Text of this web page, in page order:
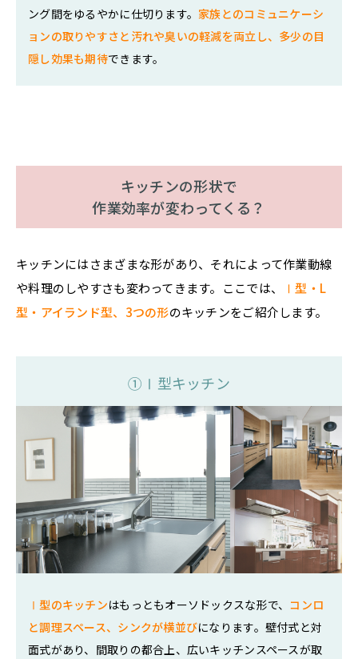
ング間をゆるやかに仕切ります。 家族とのコミュニケーシ
ョンの取りやすさと汚れや臭いの軽減を両立し、多少の目
隠し効果も期待できます。
キッチンの形状で
作業効率が変わってくる？
キッチンにはさまざまな形があり、それによって作業動線
や料理のしやすさも変わってきます。ここでは、
Ⅰ型・L
型・アイランド型、3つの形のキッチンをご紹介します。
①Ⅰ型キッチン
Ⅰ型のキッチンはもっともオーソドックスな形で、 コンロ
と調理スペース、シンクが横並びになります。壁付式と対
面式があり、間取りの都合上、広いキッチンスペースが取